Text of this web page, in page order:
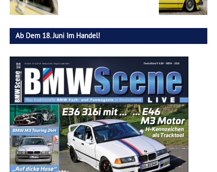
Ab Dem 18. Juni Im Handel!